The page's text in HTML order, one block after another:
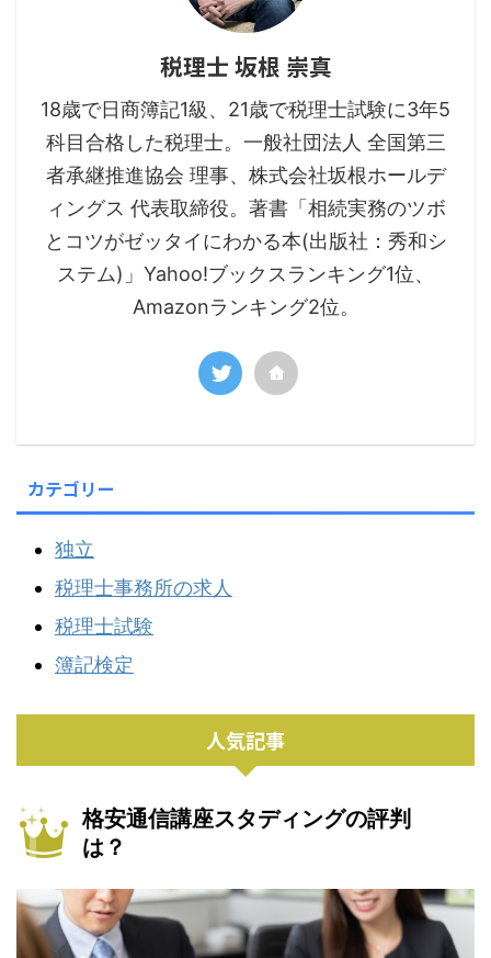
税理士 坂根 崇真
18歳で日商簿記1級、21歳で税理士試験に3年5
科目合格した税理士。一般社団法人 全国第三
者承継推進協会 理事、株式会社坂根ホールデ
ィングス 代表取締役。著書「相続実務のツボ
とコツがゼッタイにわかる本(出版社：秀和シ
ステム)」Yahoo!ブックスランキング1位、
Amazonランキング2位。
カテゴリー
独立
税理士事務所の求人
税理士試験
簿記検定
人気記事
格安通信講座スタディングの評判
は？